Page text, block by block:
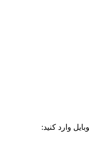
وارد کنید: